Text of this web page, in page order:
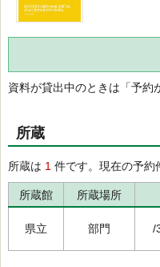
資料が貸出中のときは「予約
所蔵
所蔵は 1 件です。現在の予約
所蔵館 所蔵場所
県立 部門 /